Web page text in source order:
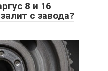
8 и 16
с завода?